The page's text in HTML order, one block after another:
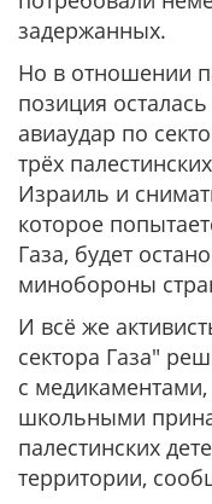
задержанных.
Но в отношении
позиция
авиаудар по
трёх
Израиль и
которое
Газа, будет
минобороны
И всё же
сектора Газа"
с
школьными
палестинских
территории,